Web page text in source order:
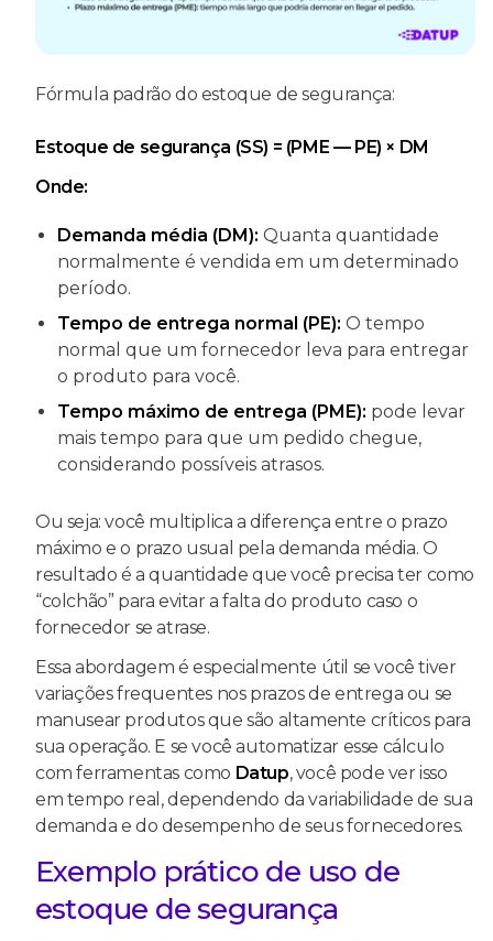
Fórmula padrão do estoque de segurança:
Estoque de segurança (SS) = (PME — PE) × DM
Onde:
Demanda média (DM): Quanta quantidade
normalmente é vendida em um determinado
período.
Tempo de entrega normal (PE): O tempo
normal que um fornecedor leva para entregar
o produto para você.
Tempo máximo de entrega (PME): pode levar
mais tempo para que um pedido chegue,
considerando possíveis atrasos.
Ou seja: você multiplica a diferença entre o prazo
máximo e o prazo usual pela demanda média. O
resultado é a quantidade que você precisa ter como
“colchão” para evitar a falta do produto caso o
fornecedor se atrase.
Essa abordagem é especialmente útil se você tiver
variações frequentes nos prazos de entrega ou se
manusear produtos que são altamente críticos para
sua operação. E se você automatizar esse cálculo
com ferramentas como Datup, você pode ver isso
em tempo real, dependendo da variabilidade de sua
demanda e do desempenho de seus fornecedores.
Exemplo prático de uso de
estoque de segurança